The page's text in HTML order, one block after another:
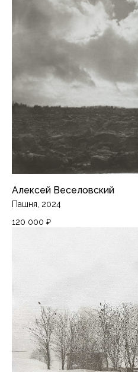
Алексей Веселовский
Пашня, 2024
120 000 ₽